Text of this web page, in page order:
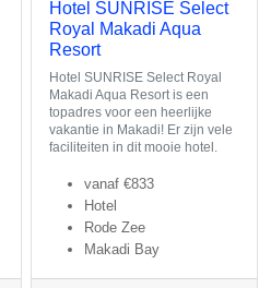
Hotel SUNRISE Select
Royal Makadi Aqua
Resort
Hotel SUNRISE Select Royal
Makadi Aqua Resort is een
topadres voor een heerlijke
vakantie in Makadi! Er zijn vele
faciliteiten in dit mooie hotel.
vanaf €833
Hotel
Rode Zee
Makadi Bay